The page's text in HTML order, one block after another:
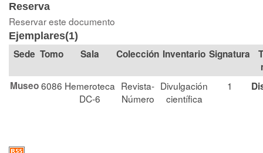
Reserva
Reservar este documento
Ejemplares(1)
Tomo Sala Colección Signatura
Museo6086 Hemeroteca
DC-6
Revista-
Número
Divulgación
científica
1